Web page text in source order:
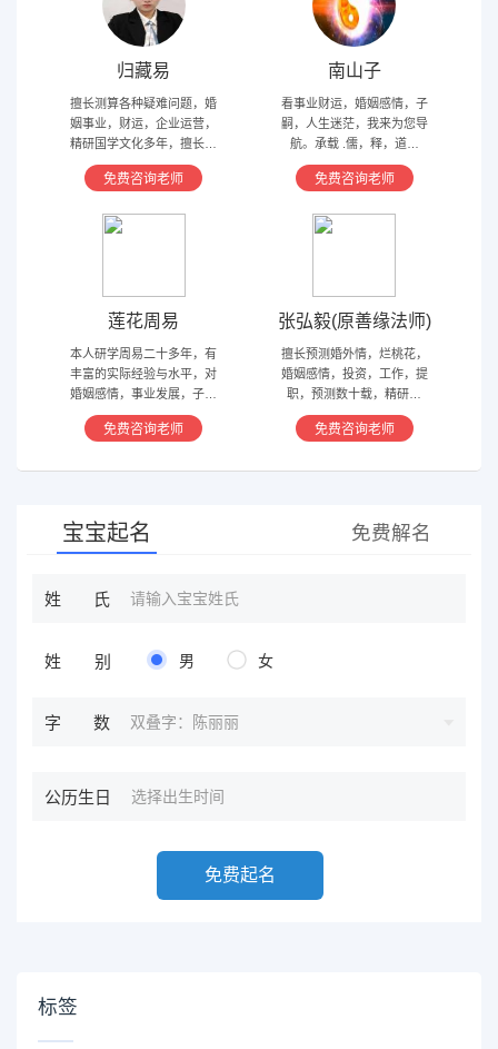
归藏易
擅长测算各种疑难问题，婚
姻事业，财运，企业运营，
精研国学文化多年，擅长归
藏易，盲派占卜，太乙，河
洛卦，紫薇，奇门遁甲等多
免费咨询老师
南山子
看事业财运，婚姻感情，子
嗣，人生迷茫，我来为您导
航。承载 .儒，释，道文
化，研究易经多年，精通八
字，六爻，奇门遁甲。
免费咨询老师
莲花周易
本人研学周易二十多年，有
丰富的实际经验与水平，对
婚姻感情，事业发展，子嗣
香火等方面指引慈航 ，现
在预测指导擅长紫微星斗，
导方案，欢迎有缘人。
免费咨询老师
张弘毅(原善缘法师)
擅长预测婚外情，烂桃花，
婚姻感情，投资，工作，提
职，预测数十载，精研国
学，擅长铁板、太乙，一掌
经，八宫连山易，盲派八字
免费咨询老师
宝宝起名 免费解名
姓氏
姓别 男 女
字数 双叠字：陈丽丽
公历生日
免费起名
标签